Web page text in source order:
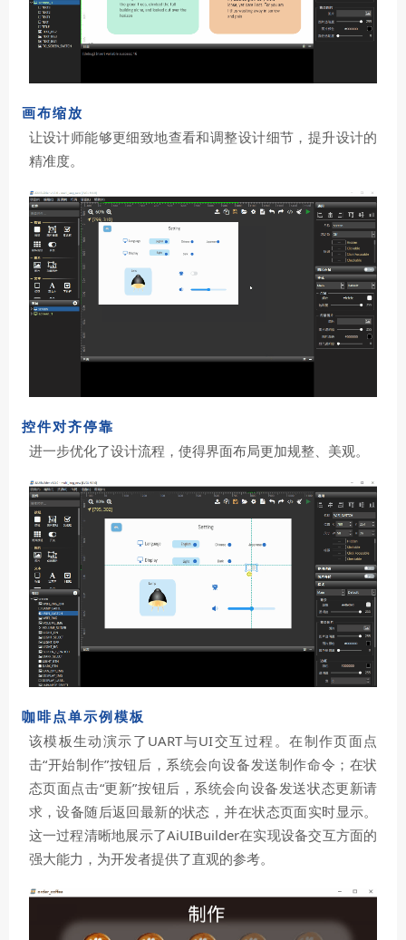
画布缩放
让设计师能够更细致地查看和调整设计细节，提升设计的
精准度。
控件对齐停靠
进一步优化了设计流程，使得界面布局更加规整、美观。
咖啡点单示例模板
该模板生动演示了UART与UI交互过程。在制作页面点
击“开始制作”按钮后，系统会向设备发送制作命令；在状
态页面点击“更新”按钮后，系统会向设备发送状态更新请
求，设备随后返回最新的状态，并在状态页面实时显示。
这一过程清晰地展示了AiUIBuilder在实现设备交互方面的
强大能力，为开发者提供了直观的参考。